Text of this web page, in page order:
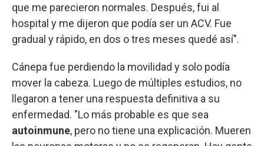
que me parecieron normales. Después, fui al
hospital y me dijeron que podía ser un ACV. Fue
gradual y rápido, en dos o tres meses quedé así".
Cánepa fue perdiendo la movilidad y solo podía
mover la cabeza. Luego de múltiples estudios, no
llegaron a tener una respuesta definitiva a su
enfermedad. "Lo más probable es que sea
autoinmune, pero no tiene una explicación. Mueren